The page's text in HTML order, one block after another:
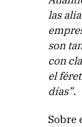
las
son
con
el
días”.
Sobre